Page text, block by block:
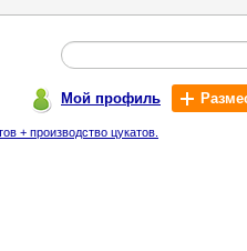
Мой профиль
+ производство цукатов.